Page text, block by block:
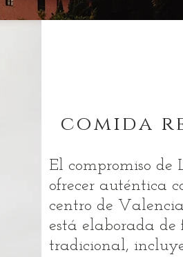
comida
El compromiso de
ofrecer auténtica
centro de
está elaborada de
tradicional,